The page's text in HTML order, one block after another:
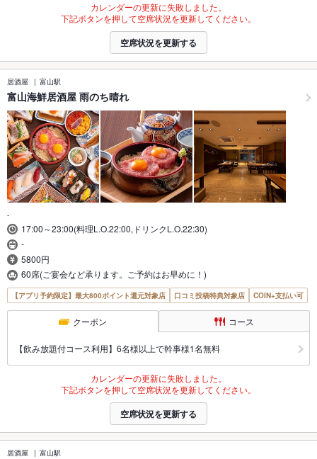
カレンダーの更新に失敗しました。
下記ボタンを押して空席状況を更新してください。
空席状況を更新する
居酒屋 富山駅
富山海鮮居酒屋 雨のち晴れ
-
17:00～23:00(料理L.O.22:00,ドリンクL.O.22:30)
-
5800円
60席(ご宴会など承ります。ご予約はお早めに！)
【アプリ予約限定】最大800ポイント還元対象店 口コミ投稿特典対象店 COIN+支払い可
クーポン コース
【飲み放題付コース利用】6名様以上で幹事様1名無料
カレンダーの更新に失敗しました。
下記ボタンを押して空席状況を更新してください。
空席状況を更新する
居酒屋 富山駅